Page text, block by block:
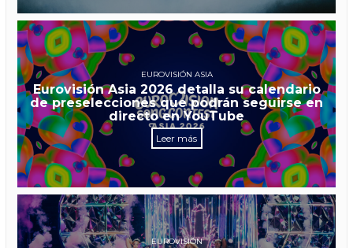
EUROVISIÓN ASIA
Eurovisión Asia 2026 detalla su calendario
de preselecciones que podrán seguirse en
directo en YouTube
Leer más
EUROVISIÓN